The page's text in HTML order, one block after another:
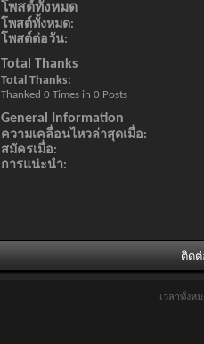
โพสต์ทั้งหมด
โพสต์ทั้งหมด
โพสต์ต่อวัน
Total Thanks
Total Thanks
Thanked 0 Times in 0 Posts
General Information
ความเคลื่อนไหวล่าสุดเมื่อ
สมัครเมื่อ
การแน่ะนำ
ติดต่
เวลาทั้งห